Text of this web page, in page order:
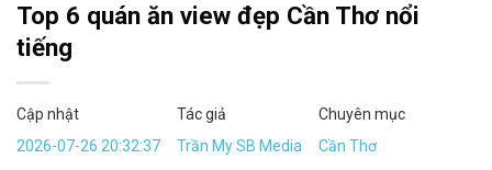
Top 6 quán ăn view đẹp Cần Thơ nổi
tiếng
Cập nhật
2026-07-26 20:32:37
Tác giả
Trần My SB Media
Chuyên mục
Cần Thơ